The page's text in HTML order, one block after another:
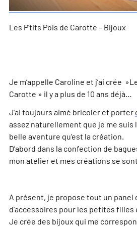
Les P’tits Pois de Carotte – Bijoux
Je m’appelle Caroline et j’ai crée
Carotte » il y a plus de 10 ans déjà…
J’ai toujours aimé bricoler et porter
assez naturellement que je me suis
belle aventure qu’est la création.
D’abord dans la confection de
mon atelier et mes créations se
A présent, je propose tout un panel
d’accessoires pour les petites filles
Je crée des bijoux qui me